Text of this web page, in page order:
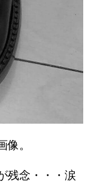
。
残念・・・涙